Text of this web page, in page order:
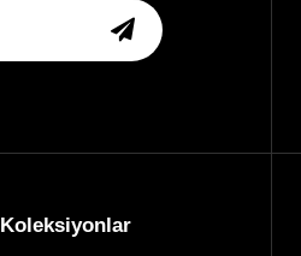
Koleksiyonlar